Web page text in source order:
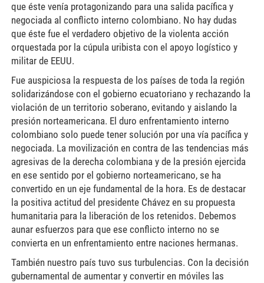
que éste venía protagonizando para una salida pacífica y
negociada al conflicto interno colombiano. No hay dudas
que éste fue el verdadero objetivo de la violenta acción
orquestada por la cúpula uribista con el apoyo logístico y
militar de EEUU.
Fue auspiciosa la respuesta de los países de toda la región
solidarizándose con el gobierno ecuatoriano y rechazando la
violación de un territorio soberano, evitando y aislando la
presión norteamericana. El duro enfrentamiento interno
colombiano solo puede tener solución por una vía pacífica y
negociada. La movilización en contra de las tendencias más
agresivas de la derecha colombiana y de la presión ejercida
en ese sentido por el gobierno norteamericano, se ha
convertido en un eje fundamental de la hora. Es de destacar
la positiva actitud del presidente Chávez en su propuesta
humanitaria para la liberación de los retenidos. Debemos
aunar esfuerzos para que ese conflicto interno no se
convierta en un enfrentamiento entre naciones hermanas.
También nuestro país tuvo sus turbulencias. Con la decisión
gubernamental de aumentar y convertir en móviles las